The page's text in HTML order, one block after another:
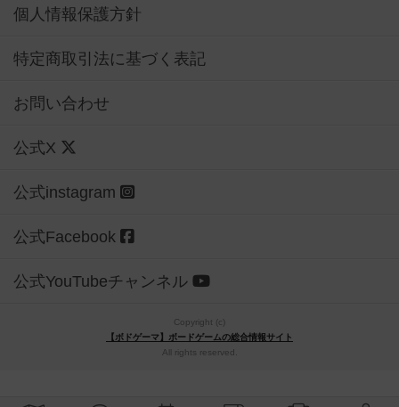
個人情報保護方針
特定商取引法に基づく表記
お問い合わせ
公式X
公式instagram
公式Facebook
公式YouTubeチャンネル
Copyright (c)
【ボドゲーマ】ボードゲームの総合情報サイト
All rights reserved.